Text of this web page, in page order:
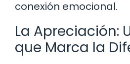
conexión emocional.
La Apreciación:
que Marca la